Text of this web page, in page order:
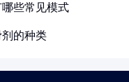
些常见模式
的种类